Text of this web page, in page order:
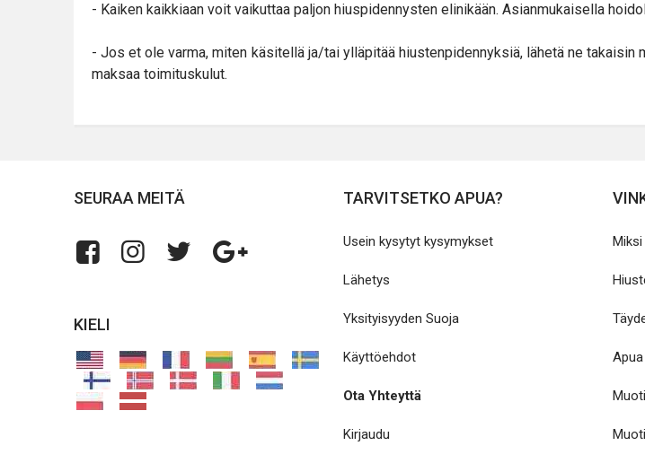
- Kaiken kaikkiaan voit vaikuttaa paljon hiuspidennysten elinikään. Asianmukaisella
- Jos et ole varma, miten käsitellä ja/tai ylläpitää hiustenpidennyksiä, lähetä ne
maksaa toimituskulut.
SEURAA MEITÄ
KIELI
TARVITSETKO APUA?
Usein kysytyt kysymykset
Lähetys
Yksityisyyden Suoja
Käyttöehdot
Ota Yhteyttä
Kirjaudu